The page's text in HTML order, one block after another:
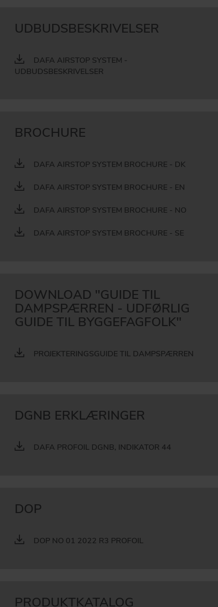
UDBUDSBESKRIVELSER
DAFA AIRSTOP SYSTEM -
UDBUDSBESKRIVELSER
BROCHURE
DAFA AIRSTOP SYSTEM BROCHURE - DK
DAFA AIRSTOP SYSTEM BROCHURE - EN
DAFA AIRSTOP SYSTEM BROCHURE - NO
DAFA AIRSTOP SYSTEM BROCHURE - SE
DOWNLOAD "GUIDE TIL
DAMPSPÆRREN - UDFØRLIG
GUIDE TIL BYGGEFAGFOLK"
PROJEKTERINGSGUIDE TIL DAMPSPÆRREN
DGNB ERKLÆRINGER
DAFA PROFOIL DGNB, INDIKATOR 44
DOP
DOP NO 01 2022 R3 PROFOIL
PRODUKTKATALOG